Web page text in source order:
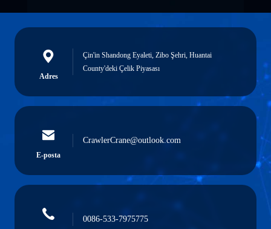
Adres
Çin'in Shandong Eyaleti, Zibo Şehri, Huantai
County'deki Çelik Piyasası
E-posta
CrawlerCrane@outlook.com
0086-533-7975775